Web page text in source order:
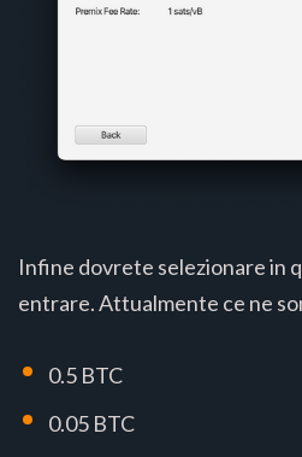
Infine dovrete selezionare in
entrare. Attualmente ce ne
0.5 BTC
0.05 BTC